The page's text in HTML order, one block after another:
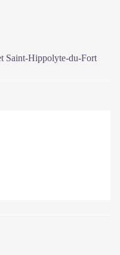
Saint-Hippolyte-du-Fort